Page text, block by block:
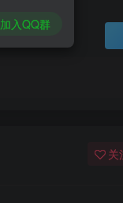
关
加入QQ群